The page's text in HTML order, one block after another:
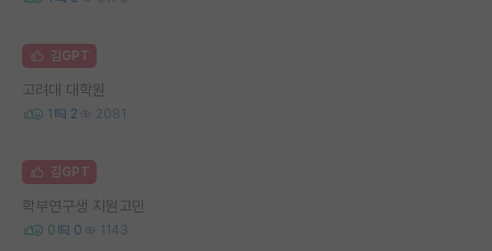
김GPT
고려대 대학원
1 2 2081
김GPT
학부연구생 지원고민
0 0 1143